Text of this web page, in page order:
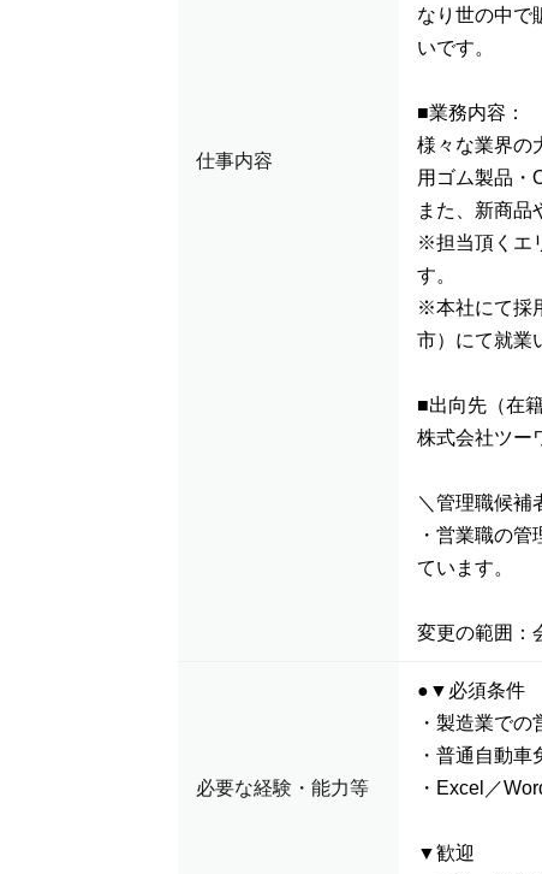
仕事内容
なり世の中で
いです。
■業務内容：
様々な業界の
用ゴム製品・
また、新商品
※担当頂くエ
す。
※本社にて採
市）にて就業
■出向先（在
株式会社ツー
＼管理職候補
・営業職の
ています。
変更の範囲：
必要な経験・能力等
●▼必須条件
・製造業で
・普通自動車
・Excel／
▼歓迎